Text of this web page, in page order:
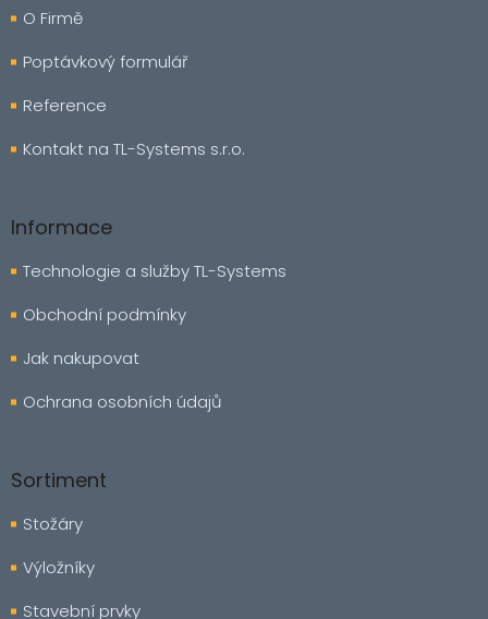
a O Firmě
Poptávkový formulář
Reference
Kontakt na TL-Systems s.r.o.
Informace
Technologie a služby TL-Systems
Obchodní podmínky
Jak nakupovat
Ochrana osobních údajů
Sortiment
Stožáry
Výložníky
Stavební prvky